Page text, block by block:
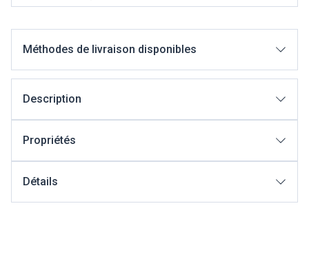
Méthodes de livraison disponibles
Description
Propriétés
Détails